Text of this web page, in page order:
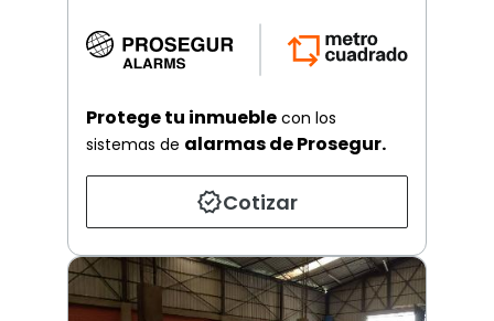
Protege tu inmueble con los
sistemas de alarmas de Prosegur.
Cotizar